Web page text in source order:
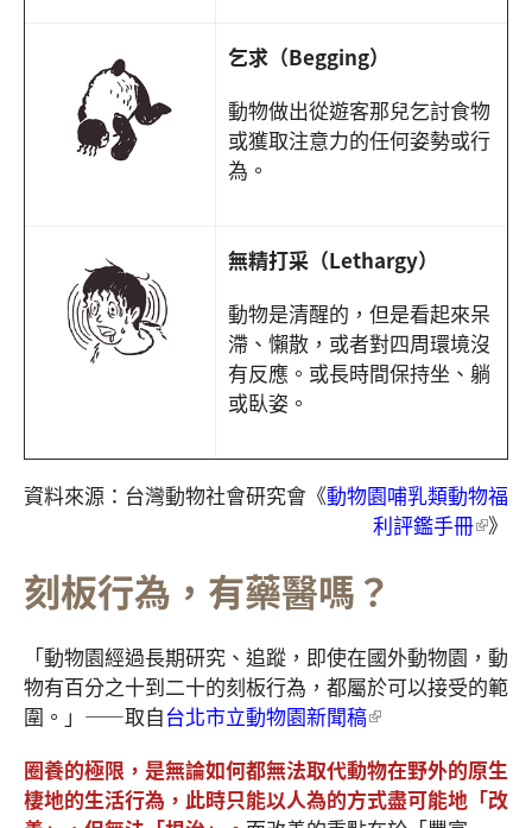
乞求（Begging）
動物做出從遊客那兒乞討食物
或獲取注意力的任何姿勢或行
為。
無精打采（Lethargy）
動物是清醒的，但是看起來呆
滯、懶散，或者對四周環境沒
有反應。或長時間保持坐、躺
或臥姿。
資料來源：台灣動物社會研究會《動物園哺乳類動物福
利評鑑手冊 》
刻板行為，有藥醫嗎？
「動物園經過長期研究、追蹤，即使在國外動物園，動
物有百分之十到二十的刻板行為，都屬於可以接受的範
圍。」——取自台北市立動物園新聞稿
圈養的極限，是無論如何都無法取代動物在野外的原生
棲地的生活行為，此時只能以人為的方式盡可能地「改